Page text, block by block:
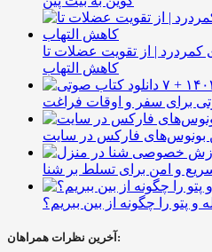
کمردرد | از تقویت عضلات تا
کاهش التهاب
۷ کتاب صوتی برای تابستان ۱۴۰۴ +
برای سفر و اوقات فراغت
و امن برای تسلط بر شنا
و پتو را چگونه از بین ببریم؟
آخرین نظرات همراهان: